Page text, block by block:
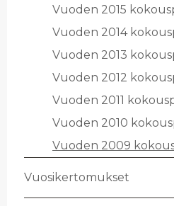
Vuo­den 2015
Vuo­den 2014
Vuo­den 2013
Vuo­den 2012
Vuo­den 2011
Vuo­den 2010
Vuo­den 2009
Vuo­si­ker­to­muk­set